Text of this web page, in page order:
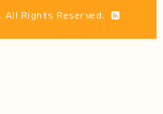
. All Rights Reserved.